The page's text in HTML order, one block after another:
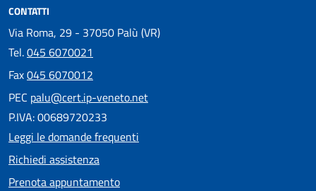
CONTATTI
Via Roma, 29 - 37050 Palù (VR)
Tel.045 6070021
Fax045 6070012
PEC palu@cert.ip-veneto.net
P.IVA: 00689720233
Leggi le domande frequenti
Richiedi assistenza
Prenota appuntamento